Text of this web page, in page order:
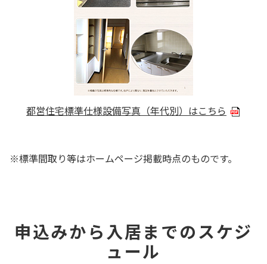
都営住宅標準仕様設備写真（年代別）はこちら
※標準間取り等はホームページ掲載時点のものです。
申込みから入居までのスケジ
ュール